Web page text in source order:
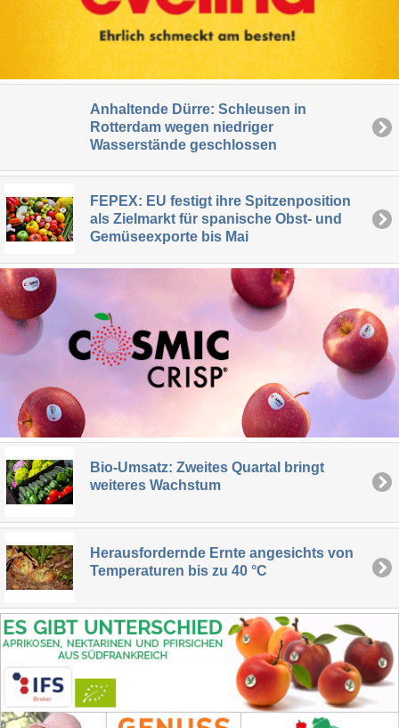
Anhaltende Dürre: Schleusen in
Rotterdam wegen niedriger
Wasserstände geschlossen
FEPEX: EU festigt ihre Spitzenposition
als Zielmarkt für spanische Obst- und
Gemüseexporte bis Mai
Bio-Umsatz: Zweites Quartal bringt
weiteres Wachstum
Herausfordernde Ernte angesichts von
Temperaturen bis zu 40 °C